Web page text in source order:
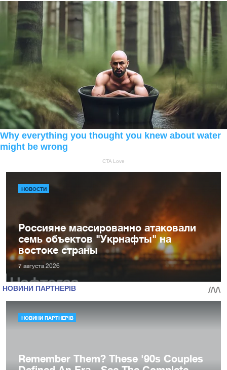
НОВОСТИ
Россияне массированно атаковали
семь объектов "Укрнафты" на
востоке страны
7 августа 2026